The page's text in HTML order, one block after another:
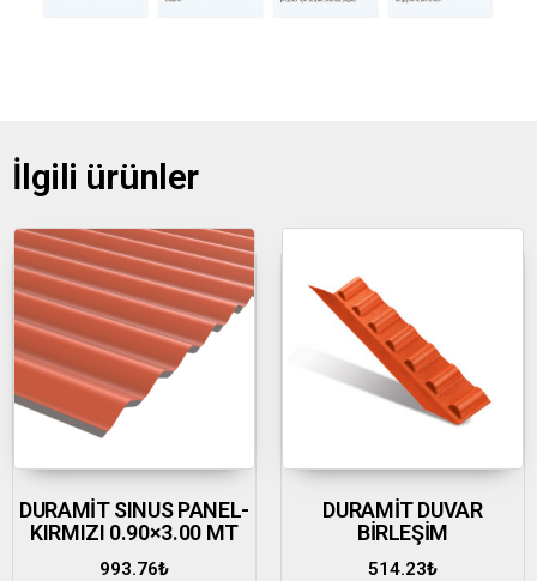
İlgili ürünler
DURAMİT SINUS PANEL-
KIRMIZI 0.90×3.00 MT
993.76₺
DURAMİT DUVAR
BİRLEŞİM
514.23₺